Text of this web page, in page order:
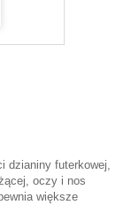
dzianiny futerkowej,
oczy i nos
większe